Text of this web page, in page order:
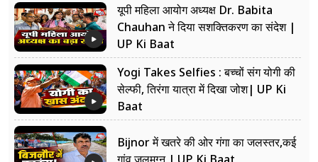
यूपी महिला आयोग अध्यक्ष Dr. Babita
Chauhan ने दिया सशक्तिकरण का संदेश |
UP Ki Baat
Yogi Takes Selfies : बच्चों संग योगी की
सेल्फी, तिरंगा यात्रा में दिखा जोश| UP Ki
Baat
Bijnor में खतरे की ओर गंगा का जलस्तर,कई